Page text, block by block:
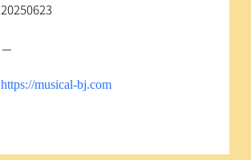
20250623
－
https://musical-bj.com